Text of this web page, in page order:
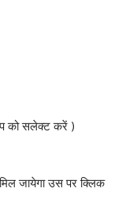
को सलेक्ट करें )
जायेगा उस पर क्लिक